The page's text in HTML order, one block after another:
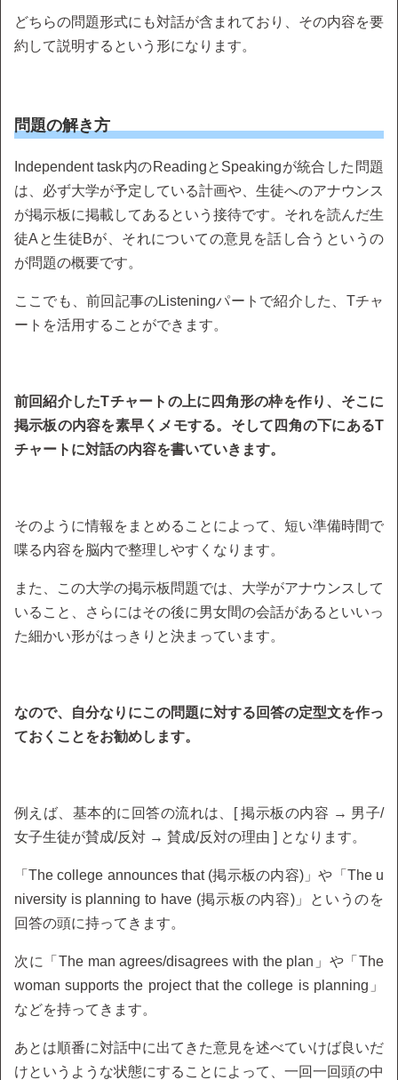
どちらの問題形式にも対話が含まれており、その内容を要
約して説明するという形になります。
問題の解き方
Independent task内のReadingとSpeakingが統合した問題
は、必ず大学が予定している計画や、生徒へのアナウンス
が掲示板に掲載してあるという接待です。それを読んだ生
徒Aと生徒Bが、それについての意見を話し合うというの
が問題の概要です。
ここでも、前回記事のListeningパートで紹介した、Tチャ
ートを活用することができます。
前回紹介したTチャートの上に四角形の枠を作り、そこに
掲示板の内容を素早くメモする。そして四角の下にあるT
チャートに対話の内容を書いていきます。
そのように情報をまとめることによって、短い準備時間で
喋る内容を脳内で整理しやすくなります。
また、この大学の掲示板問題では、大学がアナウンスして
いること、さらにはその後に男女間の会話があるといいっ
た細かい形がはっきりと決まっています。
なので、自分なりにこの問題に対する回答の定型文を作っ
ておくことをお勧めします。
例えば、基本的に回答の流れは、[ 掲示板の内容 → 男子/
女子生徒が賛成/反対 → 賛成/反対の理由 ] となります。
「The college announces that (掲示板の内容)」や「The u
niversity is planning to have (掲示板の内容)」というのを
回答の頭に持ってきます。
次に「The man agrees/disagrees with the plan」や「The
woman supports the project that the college is planning」
などを持ってきます。
あとは順番に対話中に出てきた意見を述べていけば良いだ
けというような状態にすることによって、一回一回頭の中